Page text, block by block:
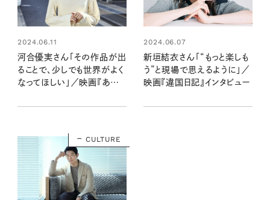
2024.06.11
河合優実さん「その作品が出
ることで、少しでも世界がよく
なってほしい」／映画『あん
2024.06.07
新垣結衣さん「“もっと楽しも
う”と現場で思えるように」／
映画『違国日記』インタビュー
CULTURE